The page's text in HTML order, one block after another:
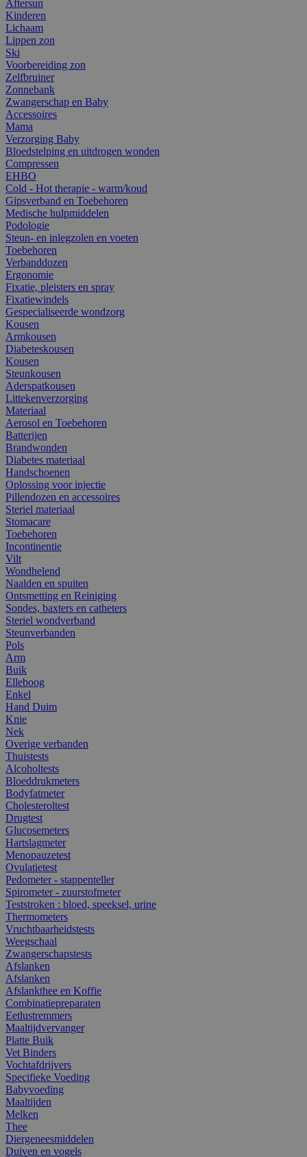
Aftersun
Kinderen
Lichaam
Lippen zon
Ski
Voorbereiding zon
Zelfbruiner
Zonnebank
Zwangerschap en Baby
Accessoires
Mama
Verzorging Baby
Bloedstelping en uitdrogen wonden
Compressen
EHBO
Cold - Hot therapie - warm/koud
Gipsverband en Toebehoren
Medische hulpmiddelen
Podologie
Steun- en inlegzolen en voeten
Toebehoren
Verbanddozen
Ergonomie
Fixatie, pleisters en spray
Fixatiewindels
Gespecialiseerde wondzorg
Kousen
Armkousen
Diabeteskousen
Kousen
Steunkousen
Aderspatkousen
Littekenverzorging
Materiaal
Aerosol en Toebehoren
Batterijen
Brandwonden
Diabetes materiaal
Handschoenen
Oplossing voor injectie
Pillendozen en accessoires
Steriel materiaal
Stomacare
Toebehoren
Incontinentie
Vilt
Wondhelend
Naalden en spuiten
Ontsmetting en Reiniging
Sondes, baxters en catheters
Steriel wondverband
Steunverbanden
Pols
Arm
Buik
Elleboog
Enkel
Hand Duim
Knie
Nek
Overige verbanden
Thuistests
Alcoholtests
Bloeddrukmeters
Bodyfatmeter
Cholesteroltest
Drugtest
Glucosemeters
Hartslagmeter
Menopauzetest
Ovulatietest
Pedometer - stappenteller
Spirometer - zuurstofmeter
Teststroken : bloed, speeksel, urine
Thermometers
Vruchtbaarheidstests
Weegschaal
Zwangerschapstests
Afslanken
Afslanken
Afslankthee en Koffie
Combinatiepreparaten
Eetlustremmers
Maaltijdvervanger
Platte Buik
Vet Binders
Vochtafdrijvers
Specifieke Voeding
Babyvoeding
Maaltijden
Melken
Thee
Diergeneesmiddelen
Duiven en vogels